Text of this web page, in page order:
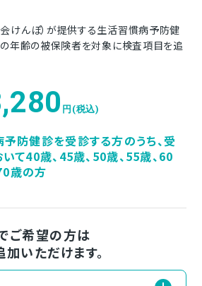
けんぽ）が提供する生活習慣病予防健
の年齢の被保険者を対象に検査項目を追
円(税込)
防健診を受診する方のうち、受
て40歳、45歳、50歳、55歳、60
歳の方
ご希望の方は
いただけます。